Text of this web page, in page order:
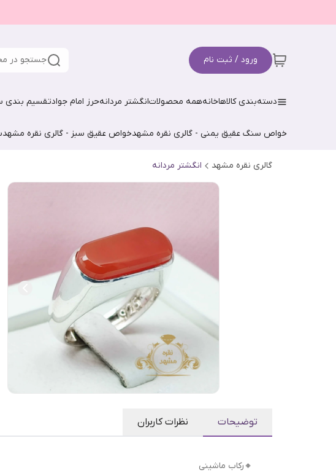
ورود / ثبت نام جستجو در
دسته‌بندی کالاهاخانههمه محصولاتانگشتر مردانهحرز امام جوادتقسیم بندی
خواص سنگ عقیق یمنی - گالری نقره مشهدخواص عقیق سبز - گالری نقره مشهد
گالری نقره مشهد انگشتر مردانه
توضیحات نظرات کاربران
🔸رکاب ماشینی